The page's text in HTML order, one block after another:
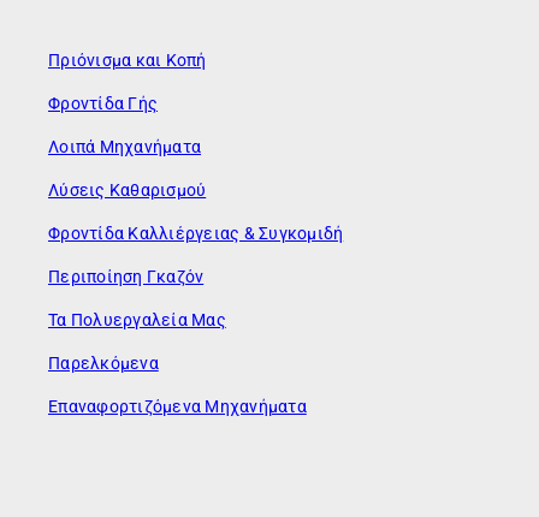
Πριόνισμα και Κοπή
Φροντίδα Γής
Λοιπά Μηχανήματα
Λύσεις Καθαρισμού
Φροντίδα Καλλιέργειας & Συγκομιδή
Περιποίηση Γκαζόν
Τα Πολυεργαλεία Μας
Παρελκόμενα
Επαναφορτιζόμενα Μηχανήματα